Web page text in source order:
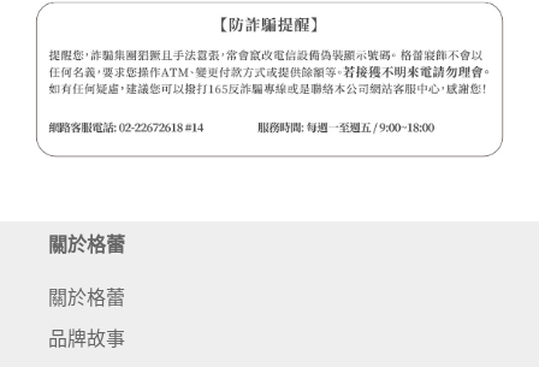
關於格蕾
關於格蕾
品牌故事